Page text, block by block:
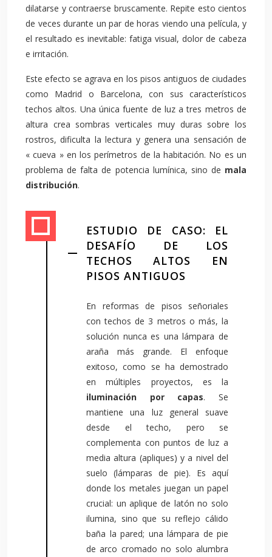
dilatarse y contraerse bruscamente. Repite esto cientos
de veces durante un par de horas viendo una película, y
el resultado es inevitable: fatiga visual, dolor de cabeza
e irritación.
Este efecto se agrava en los pisos antiguos de ciudades
como Madrid o Barcelona, con sus característicos
techos altos. Una única fuente de luz a tres metros de
altura crea sombras verticales muy duras sobre los
rostros, dificulta la lectura y genera una sensación de
« cueva » en los perímetros de la habitación. No es un
problema de falta de potencia lumínica, sino de mala
distribución.
ESTUDIO DE CASO: EL
DESAFÍO DE LOS
TECHOS ALTOS EN
PISOS ANTIGUOS
En reformas de pisos señoriales
con techos de 3 metros o más, la
solución nunca es una lámpara de
araña más grande. El enfoque
exitoso, como se ha demostrado
en múltiples proyectos, es la
iluminación por capas. Se
mantiene una luz general suave
desde el techo, pero se
complementa con puntos de luz a
media altura (apliques) y a nivel del
suelo (lámparas de pie). Es aquí
donde los metales juegan un papel
crucial: un aplique de latón no solo
ilumina, sino que su reflejo cálido
baña la pared; una lámpara de pie
de arco cromado no solo alumbra